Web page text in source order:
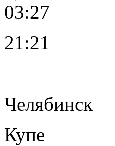
03:27
21:21
Челябинск
Купе